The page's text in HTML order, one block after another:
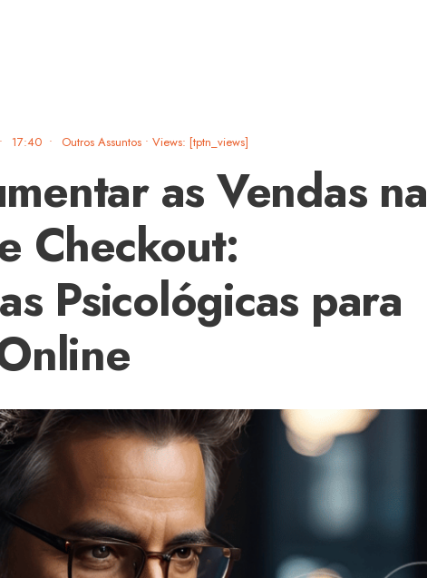
• 17:40 • Outros Assuntos • Views: [tptn_views]
as Vendas na
Checkout:
Psicológicas para